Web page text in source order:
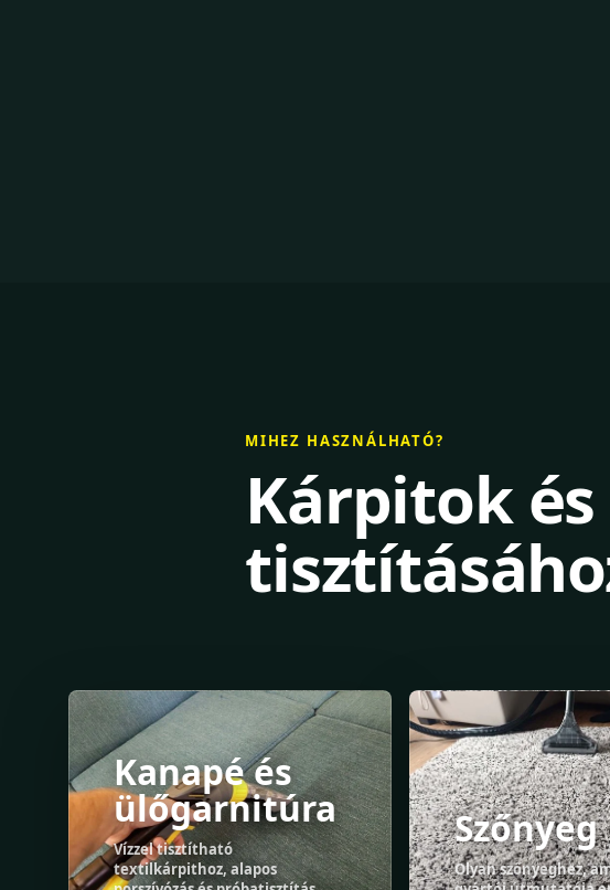
MIHEZ HASZNÁLHATÓ?
Kárpitok
Kanapé és
ülőgarnitúra
Vízzel tisztítható
textilkárpithoz, alapos
Szőnyeg
Olyan szőnyeghez,